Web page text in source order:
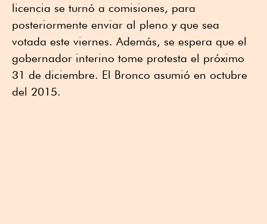
licencia se turnó a comisiones, para
posteriormente enviar al pleno y que sea
votada este viernes. Además, se espera que el
gobernador interino tome protesta el próximo
31 de diciembre. El Bronco asumió en octubre
del 2015.